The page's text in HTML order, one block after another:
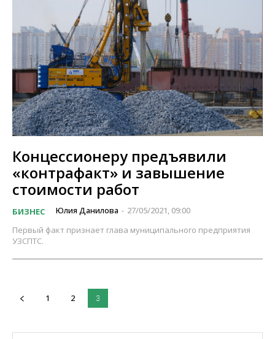
Концессионеру предъявили
«контрафакт» и завышение
стоимости работ
БИЗНЕС Юлия Данилова - 27/05/2021, 09:00
Первый факт признает глава муниципального предприятия
УЗСПТС.
1 2 3